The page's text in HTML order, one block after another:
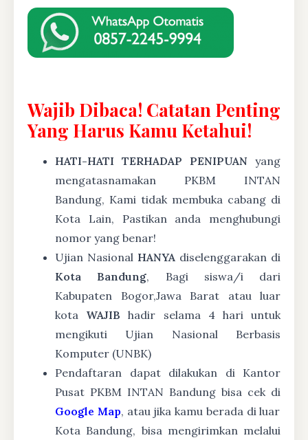
Wajib Dibaca! Catatan Penting
Yang Harus Kamu Ketahui!
HATI-HATI TERHADAP PENIPUAN yang
mengatasnamakan PKBM INTAN
Bandung, Kami tidak membuka cabang di
Kota Lain, Pastikan anda menghubungi
nomor yang benar!
Ujian Nasional HANYA diselenggarakan di
Kota Bandung, Bagi siswa/i dari
Kabupaten Bogor,Jawa Barat atau luar
kota WAJIB hadir selama 4 hari untuk
mengikuti Ujian Nasional Berbasis
Komputer (UNBK)
Pendaftaran dapat dilakukan di Kantor
Pusat PKBM INTAN Bandung bisa cek di
Google Map, atau jika kamu berada di luar
Kota Bandung, bisa mengirimkan melalui